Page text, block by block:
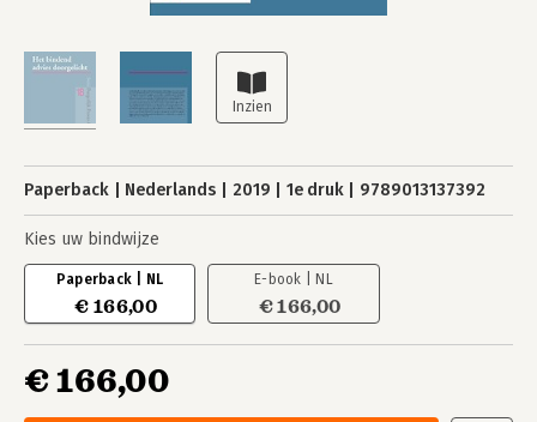
Paperback Nederlands 2019 1e druk 9789013137392
Kies uw bindwijze
Paperback | NL
€ 166,00
E-book | NL
€ 166,00
€ 166,00